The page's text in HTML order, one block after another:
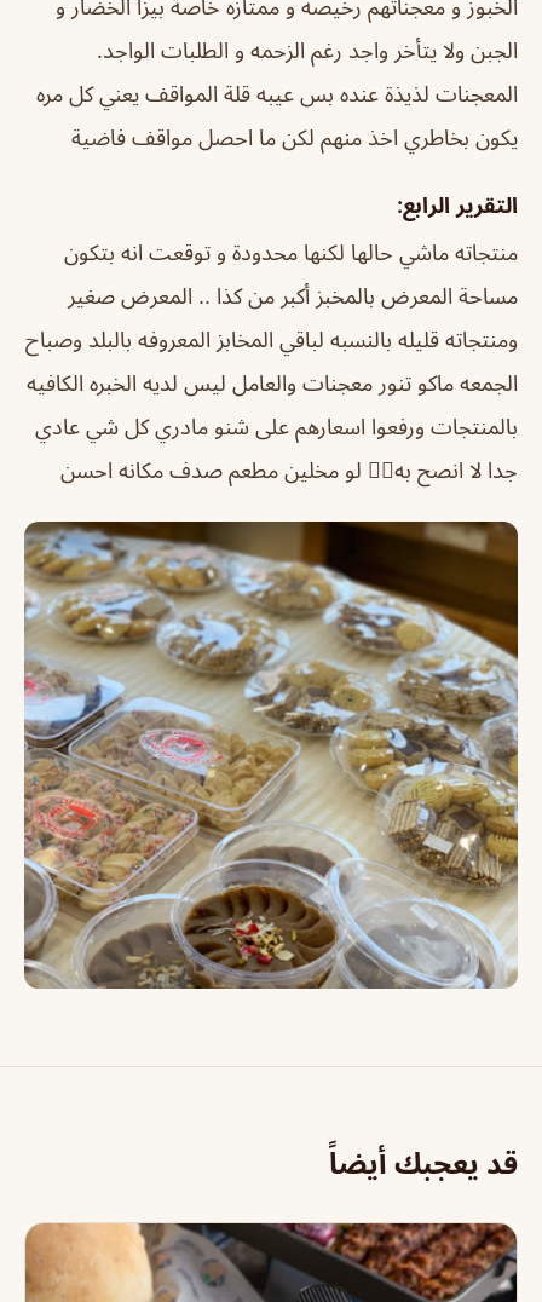
الخبوز و معجناتهم رخيصه و ممتازه خاصة بيزا الخضار و
الجبن ولا يتأخر واجد رغم الزحمه و الطلبات الواجد.
المعجنات لذيذة عنده بس عيبه قلة المواقف يعني كل مره
يكون بخاطري اخذ منهم لكن ما احصل مواقف فاضية
التقرير الرابع:
منتجاته ماشي حالها لكنها محدودة و توقعت انه بتكون
مساحة المعرض بالمخبز أكبر من كذا .. المعرض صغير
ومنتجاته قليله بالنسبه لباقي المخابز المعروفه بالبلد وصباح
الجمعه ماكو تنور معجنات والعامل ليس لديه الخبره الكافيه
بالمنتجات ورفعوا اسعارهم على شنو مادري كل شي عادي
جدا لا انصح به👎🏻 لو مخلين مطعم صدف مكانه احسن
قد يعجبك أيضاً